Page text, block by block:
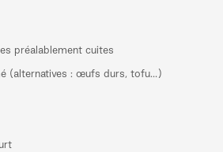
cuites
: œufs durs, tofu…)